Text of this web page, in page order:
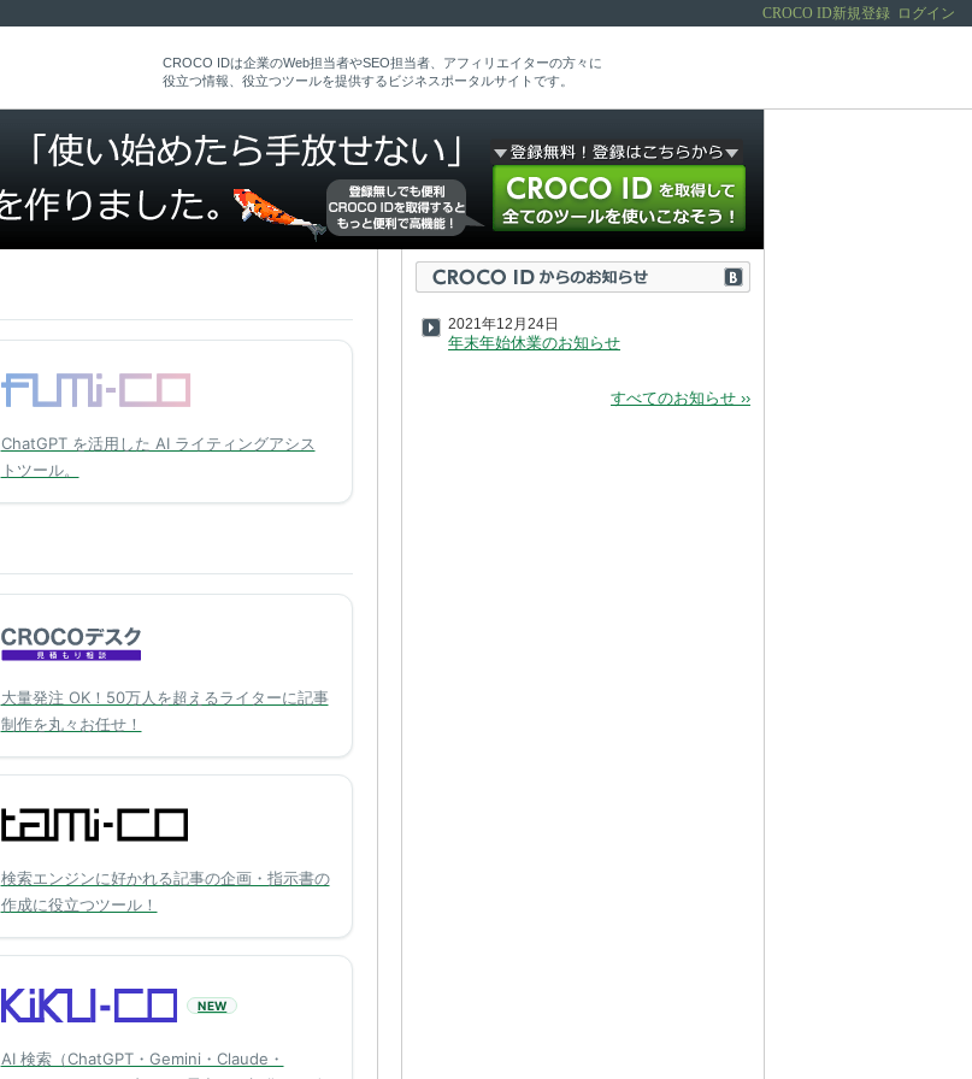
ログイン
CROCO ID新規登録
CROCO IDは企業のWeb担当者やSEO担当者、アフィリエイターの方々に
役立つ情報、役立つツールを提供するビジネスポータルサイトです。
ChatGPT を活用した AI ライティングアシス
トツール。
大量発注 OK！50万人を超えるライターに記事
制作を丸々お任せ！
検索エンジンに好かれる記事の企画・指示書の
作成に役立つツール！
NEW
AI 検索（ChatGPT・Gemini・Claude・
2021年12月24日
年末年始休業のお知らせ
すべてのお知らせ ››